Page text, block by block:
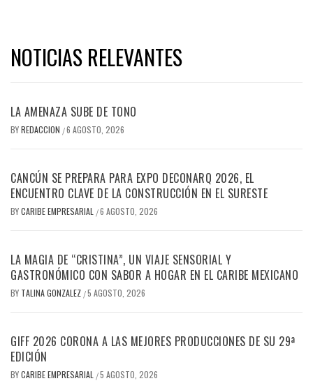
NOTICIAS RELEVANTES
LA AMENAZA SUBE DE TONO
BYREDACCION /6 AGOSTO, 2026
CANCÚN SE PREPARA PARA EXPO DECONARQ 2026, EL
ENCUENTRO CLAVE DE LA CONSTRUCCIÓN EN EL SURESTE
BYCARIBE EMPRESARIAL /6 AGOSTO, 2026
LA MAGIA DE “CRISTINA”, UN VIAJE SENSORIAL Y
GASTRONÓMICO CON SABOR A HOGAR EN EL CARIBE MEXICANO
BY TALINA GONZALEZ /5 AGOSTO, 2026
GIFF 2026 CORONA A LAS MEJORES PRODUCCIONES DE SU 29ª
EDICIÓN
BYCARIBE EMPRESARIAL /5 AGOSTO, 2026